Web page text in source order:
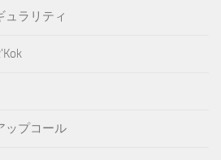
ュラリティ
ップコール